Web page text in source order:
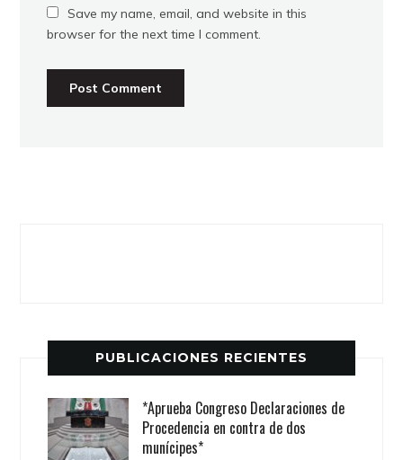
Save my name, email, and website in this
browser for the next time I comment.
PUBLICACIONES RECIENTES
*Aprueba Congreso Declaraciones de
Procedencia en contra de dos
munícipes*